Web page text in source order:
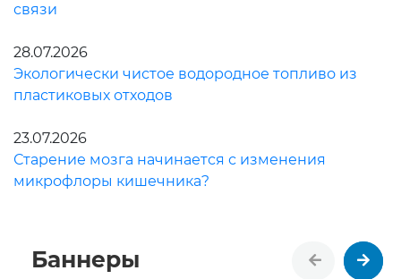
связи
28.07.2026
Экологически чистое водородное топливо из
пластиковых отходов
23.07.2026
Старение мозга начинается с изменения
микрофлоры кишечника?
Баннеры